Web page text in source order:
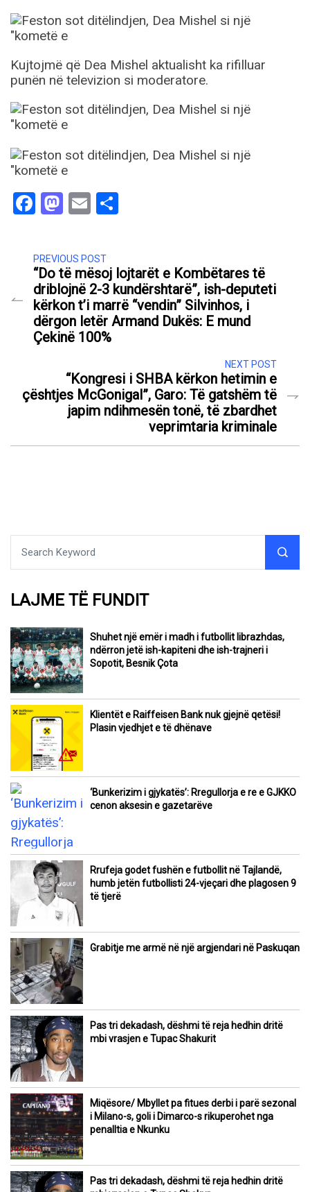
Kujtojmë që Dea Mishel aktualisht ka rifilluar
punën në televizion si moderatore.
Facebook
Mastodon
Email
PREVIOUS POST
“Do të mësoj lojtarët e Kombëtares të
driblojnë 2-3 kundërshtarë”, ish-deputeti
kërkon t’i marrë “vendin” Silvinhos, i
dërgon letër Armand Dukës: E mund
Çekinë 100%
NEXT POST
“Kongresi i SHBA kërkon hetimin e
çështjes McGonigal”, Garo: Të gatshëm të
japim ndihmesën tonë, të zbardhet
veprimtaria kriminale
LAJME TË FUNDIT
Shuhet një emër i madh i futbollit librazhdas,
ndërron jetë ish-kapiteni dhe ish-trajneri i
Sopotit, Besnik Çota
Klientët e Raiffeisen Bank nuk gjejnë qetësi!
Plasin vjedhjet e të dhënave
‘Bunkerizim i gjykatës’: Rregullorja e re e GJKKO
cenon aksesin e gazetarëve
Rrufeja godet fushën e futbollit në Tajlandë,
humb jetën futbollisti 24-vjeçari dhe plagosen 9
të tjerë
Grabitje me armë në një argjendari në Paskuqan
Pas tri dekadash, dëshmi të reja hedhin dritë
mbi vrasjen e Tupac Shakurit
Miqësore/ Mbyllet pa fitues derbi i parë sezonal
i Milano-s, goli i Dimarco-s rikuperohet nga
penalltia e Nkunku
Pas tri dekadash, dëshmi të reja hedhin dritë